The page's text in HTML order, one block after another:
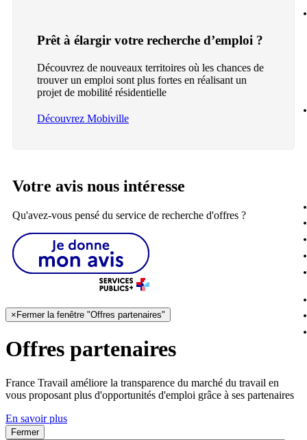
Prêt à élargir votre recherche d’emploi ?
Découvrez de nouveaux territoires où les chances de
trouver un emploi sont plus fortes en réalisant un
projet de mobilité résidentielle
Découvrez Mobiville
Votre avis nous intéresse
Qu'avez-vous pensé du service de recherche d'offres ?
× Fermer la fenêtre "Offres partenaires"
Offres partenaires
France Travail améliore la transparence du marché du travail en
vous proposant plus d'opportunités d'emploi grâce à ses partenaires
En savoir plus
Fermer